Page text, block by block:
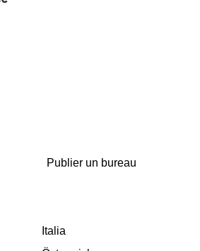
Publier un bureau
Italia